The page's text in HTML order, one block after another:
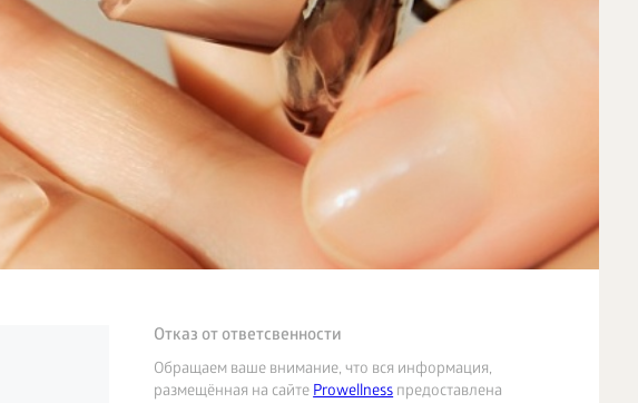
Отказ от ответсвенности
Обращаем ваше внимание, что вся информация,
размещённая на сайтеProwellnessпредоставлена